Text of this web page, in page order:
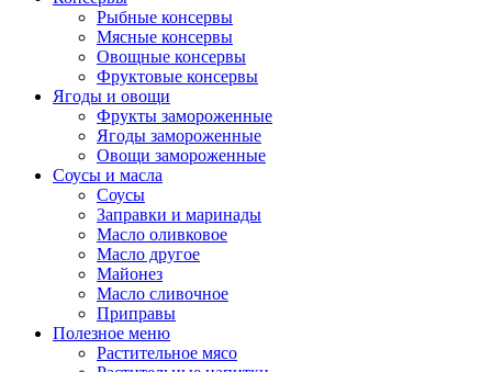
Рыбные консервы
Мясные консервы
Овощные консервы
Фруктовые консервы
Ягоды и овощи
Фрукты замороженные
Ягоды замороженные
Овощи замороженные
Соусы и масла
Соусы
Заправки и маринады
Масло оливковое
Масло другое
Майонез
Масло сливочное
Приправы
Полезное меню
Растительное мясо